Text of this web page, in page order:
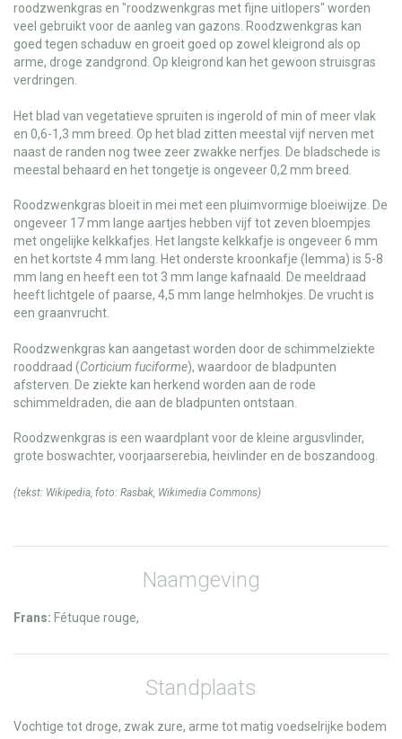
roodzwenkgras en "roodzwenkgras met fijne uitlopers" worden
veel gebruikt voor de aanleg van gazons. Roodzwenkgras kan
goed tegen schaduw en groeit goed op zowel kleigrond als op
arme, droge zandgrond. Op kleigrond kan het gewoon struisgras
verdringen.
Het blad van vegetatieve spruiten is ingerold of min of meer vlak
en 0,6-1,3 mm breed. Op het blad zitten meestal vijf nerven met
naast de randen nog twee zeer zwakke nerfjes. De bladschede is
meestal behaard en het tongetje is ongeveer 0,2 mm breed.
Roodzwenkgras bloeit in mei met een pluimvormige bloeiwijze. De
ongeveer 17 mm lange aartjes hebben vijf tot zeven bloempjes
met ongelijke kelkkafjes. Het langste kelkkafje is ongeveer 6 mm
en het kortste 4 mm lang. Het onderste kroonkafje (lemma) is 5-8
mm lang en heeft een tot 3 mm lange kafnaald. De meeldraad
heeft lichtgele of paarse, 4,5 mm lange helmhokjes. De vrucht is
een graanvrucht.
Roodzwenkgras kan aangetast worden door de schimmelziekte
rooddraad (Corticium fuciforme), waardoor de bladpunten
afsterven. De ziekte kan herkend worden aan de rode
schimmeldraden, die aan de bladpunten ontstaan.
Roodzwenkgras is een waardplant voor de kleine argusvlinder,
grote boswachter, voorjaarserebia, heivlinder en de boszandoog.
(tekst: Wikipedia, foto: Rasbak, Wikimedia Commons)
Naamgeving
Frans: Fétuque rouge,
Standplaats
Vochtige tot droge, zwak zure, arme tot matig voedselrijke bodem